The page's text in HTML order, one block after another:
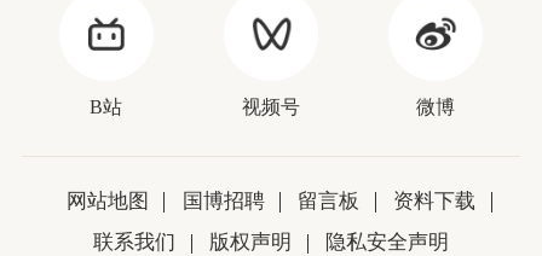
B站 视频号 微博
网站地图 国博招聘 留言板
资料下载
联系我们
版权声明 隐私安全声明